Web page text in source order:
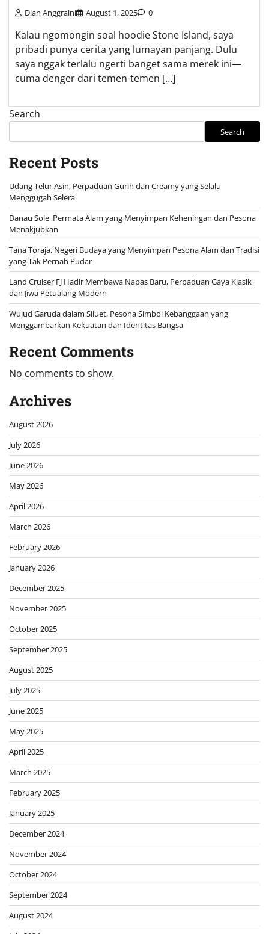
Dian Anggraini August 1, 2025 0
Kalau ngomongin soal hoodie Stone Island, saya
pribadi punya cerita yang lumayan panjang. Dulu
saya nggak terlalu ngerti banget sama merek ini—
cuma denger dari temen-temen […]
Search
Search
Recent Posts
Udang Telur Asin, Perpaduan Gurih dan Creamy yang Selalu
Menggugah Selera
Danau Sole, Permata Alam yang Menyimpan Keheningan dan Pesona
Menakjubkan
Tana Toraja, Negeri Budaya yang Menyimpan Pesona Alam dan Tradisi
yang Tak Pernah Pudar
Land Cruiser FJ Hadir Membawa Napas Baru, Perpaduan Gaya Klasik
dan Jiwa Petualang Modern
Wujud Garuda dalam Siluet, Pesona Simbol Kebanggaan yang
Menggambarkan Kekuatan dan Identitas Bangsa
Recent Comments
No comments to show.
Archives
August 2026
July 2026
June 2026
May 2026
April 2026
March 2026
February 2026
January 2026
December 2025
November 2025
October 2025
September 2025
August 2025
July 2025
June 2025
May 2025
April 2025
March 2025
February 2025
January 2025
December 2024
November 2024
October 2024
September 2024
August 2024